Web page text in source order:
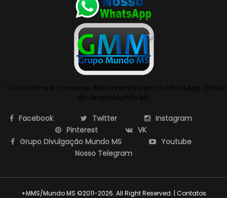
Facebook Twitter
Instagram
Pinterest
VK
Grupo Divulgação Mundo MS
Youtube
Nosso Telegram
+MMS/Mundo MS ©2011-2026. All Right Reserved. | Contatos